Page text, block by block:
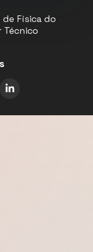
de Física do